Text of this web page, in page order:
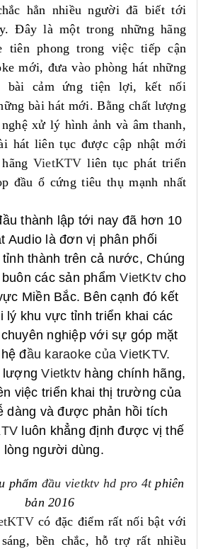
hẳn nhiều người đã biết tới
Đây là một trong những hãng
tiên phong trong việc tiếp cận
mới, đưa vào phòng hát những
bài cảm ứng tiện lợi, kết nối
bài hát mới. Bằng chất lượng
xử lý hình ảnh và âm thanh,
hát liên tục được cập nhật mới
VietKTV liên tục phát triển
đầu ổ cứng tiêu thụ mạnh nhất
thành lập tới nay đã hơn 10
Audio là đơn vị phân phối
thành trên cả nước, Chúng
các sản phẩmVietKtv cho
Miền Bắc. Bên cạnh đó kết
lý khu vực tỉnh triển khai các
nghiệp với sự góp mặt
đầu karaoke của VietKTV.
lượngVietktv hàng chính hãng,
việc triển khai thị trường của
dàng và được phản hồi tích
luôn khẳng định được vị thế
lòng người dùng.
phẩm đầu vietktv hd pro 4tphiên
bản 2016
có đặc điểm rất nối bật với
bền chắc, hỗ trợ rất nhiều